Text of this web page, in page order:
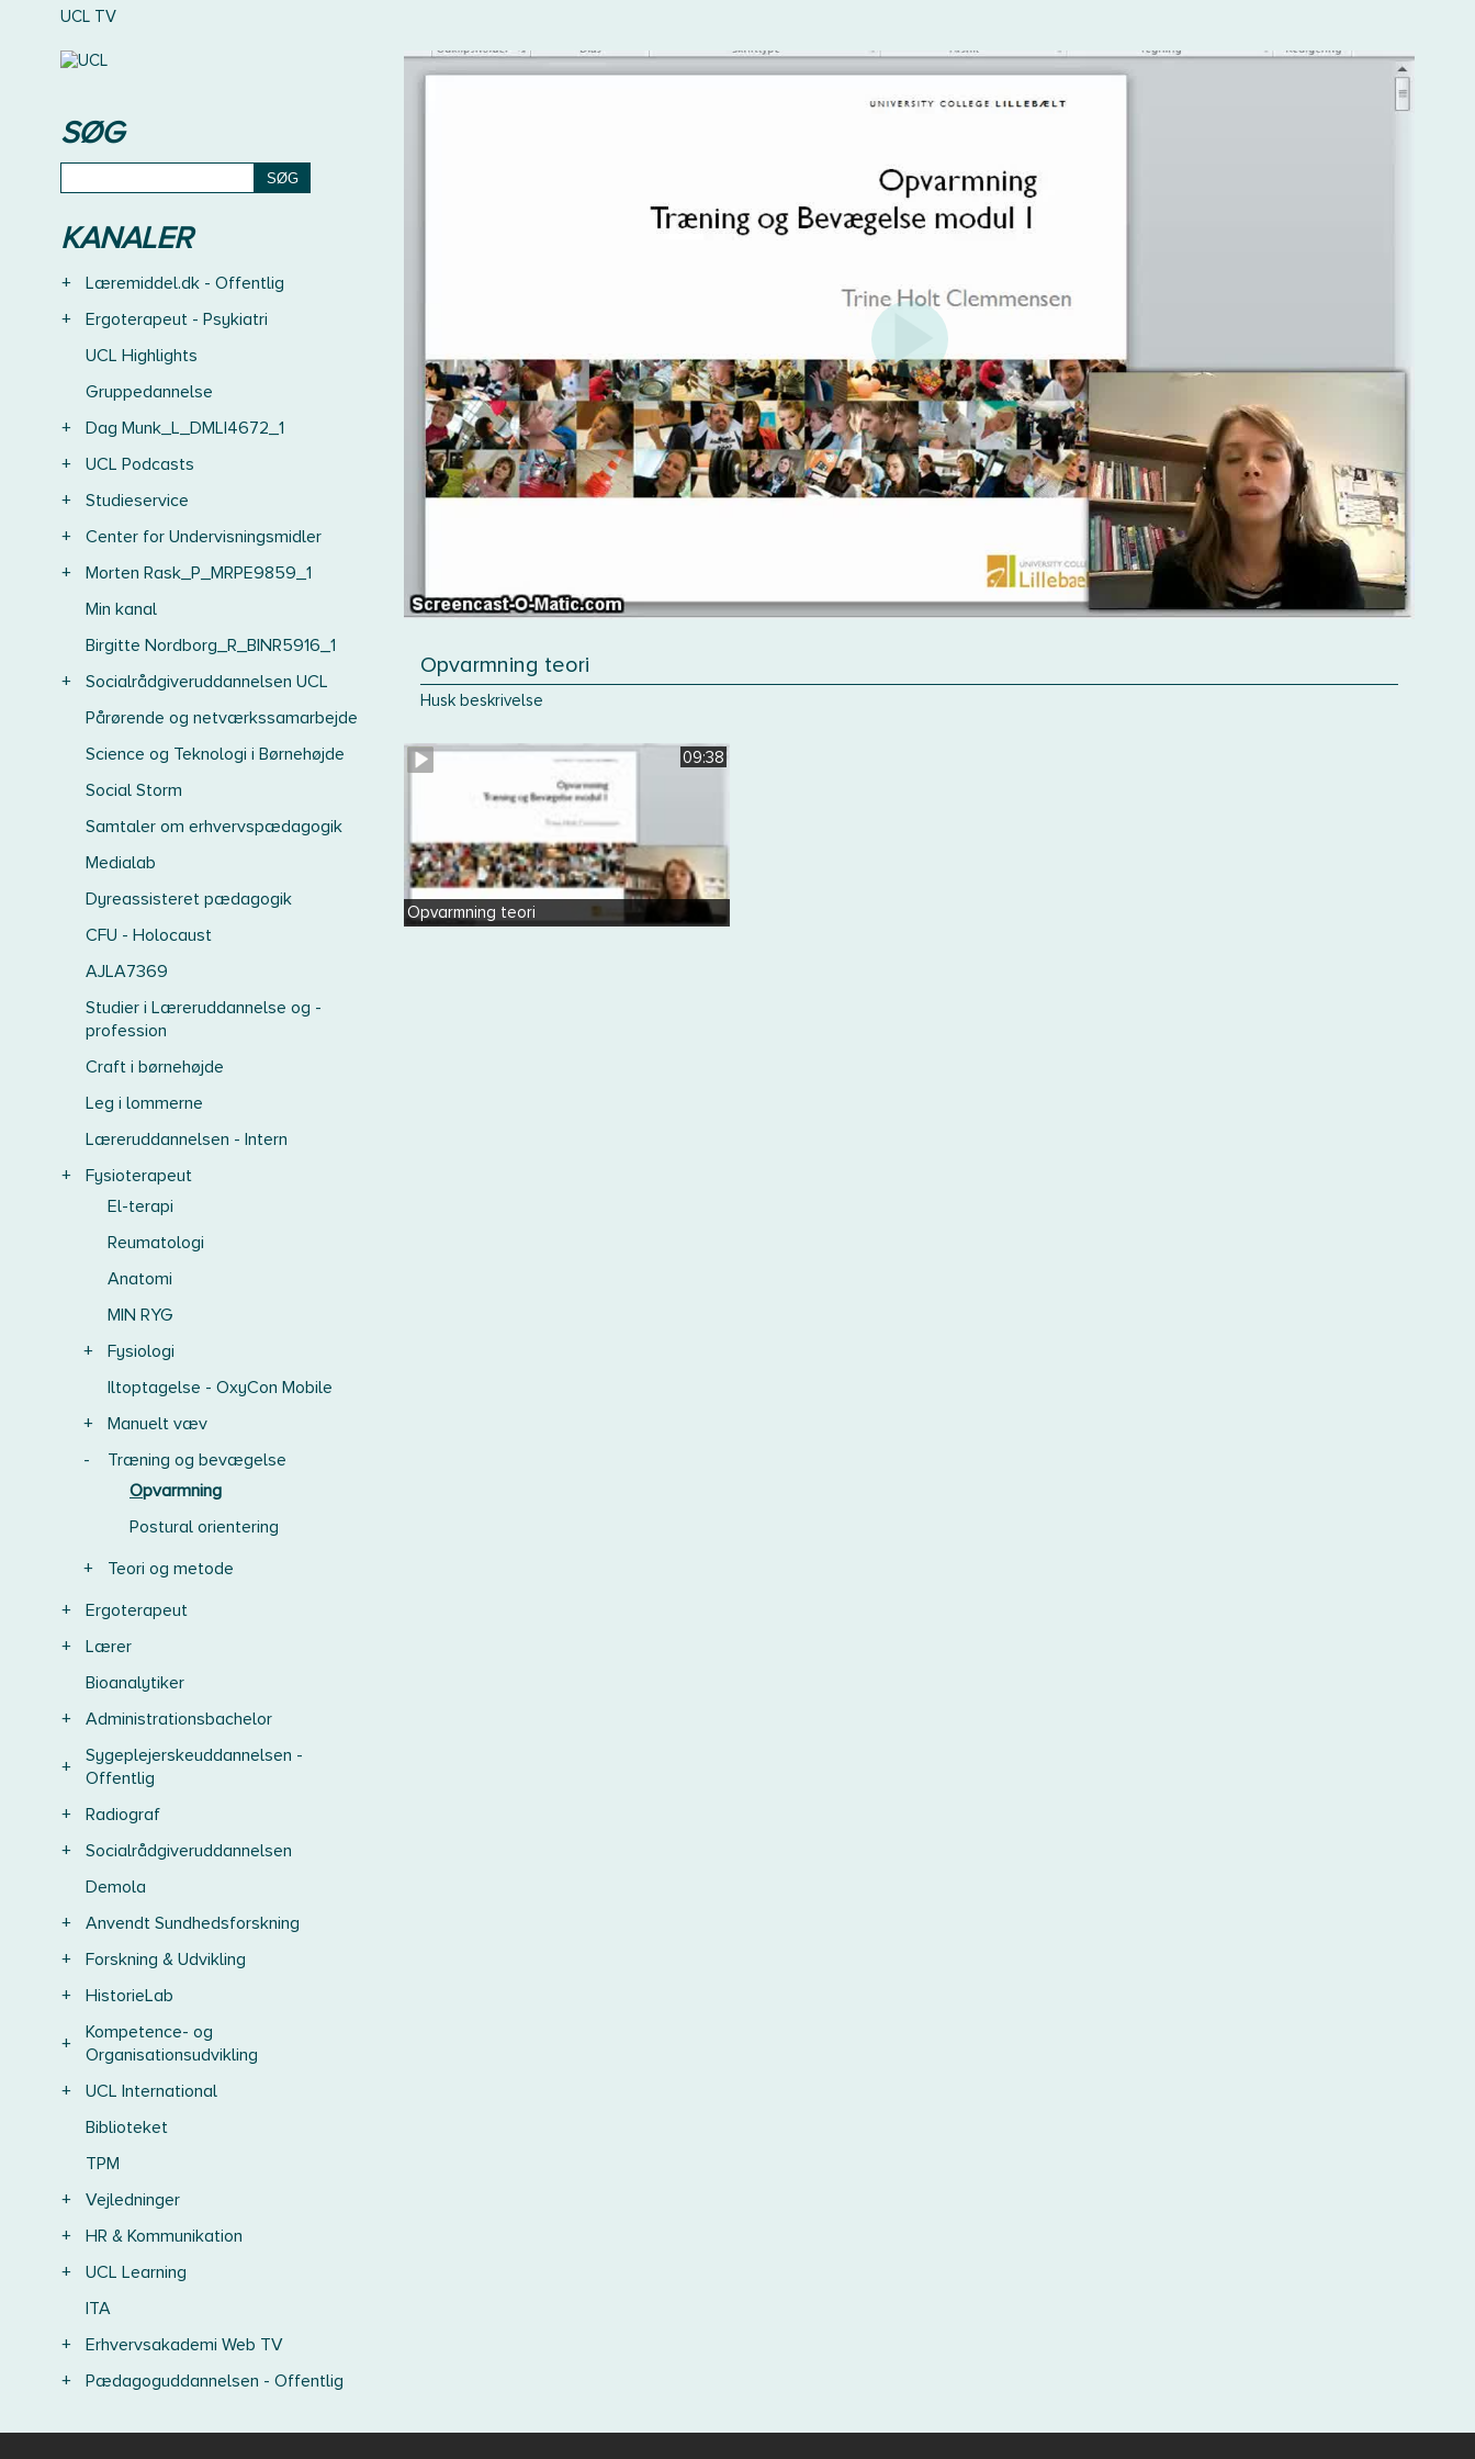
UCL TV
SØG
KANALER
+
Læremiddel.dk - Offentlig
+
Ergoterapeut - Psykiatri
UCL Highlights
Gruppedannelse
+
Dag Munk_L_DMLI4672_1
+
UCL Podcasts
+
Studieservice
+
Center for Undervisningsmidler
+
Morten Rask_P_MRPE9859_1
Min kanal
Birgitte Nordborg_R_BINR5916_1
+
Socialrådgiveruddannelsen UCL
Pårørende og netværkssamarbejde
Science og Teknologi i Børnehøjde
Social Storm
Samtaler om erhvervspædagogik
Medialab
Dyreassisteret pædagogik
CFU - Holocaust
AJLA7369
Studier i Læreruddannelse og -
profession
Craft i børnehøjde
Leg i lommerne
Læreruddannelsen - Intern
+
Fysioterapeut
El-terapi
Reumatologi
Anatomi
MIN RYG
+
Fysiologi
Iltoptagelse - OxyCon Mobile
+
Manuelt væv
-
Træning og bevægelse
Opvarmning
Postural orientering
+
Teori og metode
+
Ergoterapeut
+
Lærer
Bioanalytiker
+
Administrationsbachelor
+
Sygeplejerskeuddannelsen -
Offentlig
+
Radiograf
+
Socialrådgiveruddannelsen
Demola
+
Anvendt Sundhedsforskning
+
Forskning & Udvikling
+
HistorieLab
+
Kompetence- og
Organisationsudvikling
+
UCL International
Biblioteket
TPM
+
Vejledninger
+
HR & Kommunikation
+
UCL Learning
ITA
+
Erhvervsakademi Web TV
+
Pædagoguddannelsen - Offentlig
Opvarmning teori
Husk beskrivelse
09:38
Opvarmning teori